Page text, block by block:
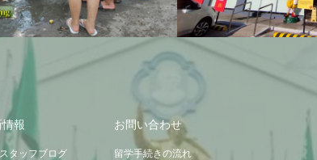
報
タッフブログ
お問い合わせ
留学手続きの流れ